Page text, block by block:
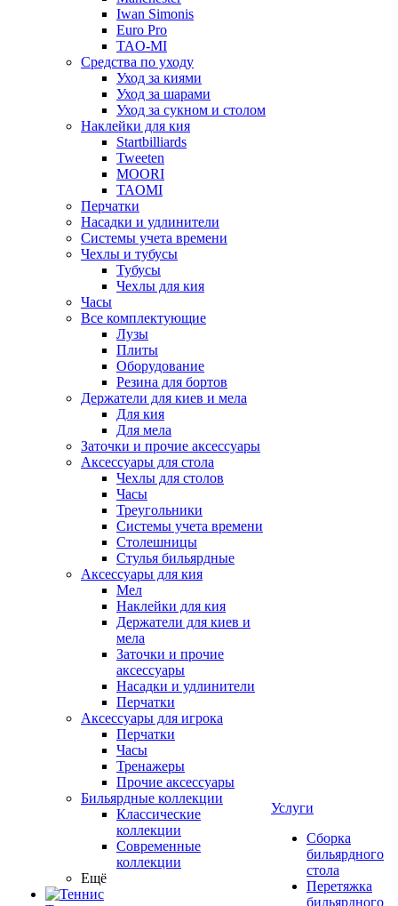
Iwan Simonis
Euro Pro
TAO-MI
Средства по уходу
Уход за киями
Уход за шарами
Уход за сукном и столом
Наклейки для кия
Startbilliards
Tweeten
MOORI
TAOMI
Перчатки
Насадки и удлинители
Системы учета времени
Чехлы и тубусы
Тубусы
Чехлы для кия
Часы
Все комплектующие
Лузы
Плиты
Оборудование
Резина для бортов
Держатели для киев и мела
Для кия
Для мела
Заточки и прочие аксессуары
Аксессуары для стола
Чехлы для столов
Часы
Треугольники
Системы учета времени
Столешницы
Стулья бильярдные
Аксессуары для кия
Мел
Наклейки для кия
Держатели для киев и
мела
Заточки и прочие
аксессуары
Насадки и удлинители
Перчатки
Аксессуары для игрока
Перчатки
Часы
Тренажеры
Прочие аксессуары
Бильярдные коллекции
Классические
коллекции
Современные
коллекции
Ещё
Услуги
Сборка
бильярдного
стола
Перетяжка
бильярдного